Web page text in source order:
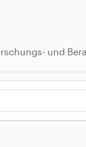
und